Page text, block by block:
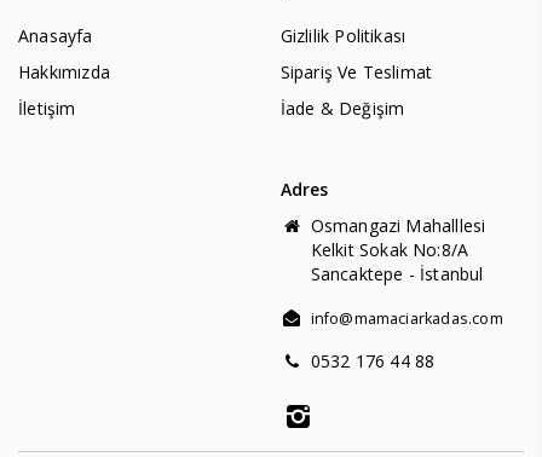
Anasayfa
Hakkımızda
İletişim
Gizlilik Politikası
Sipariş Ve Teslimat
İade & Değişim
Adres
Osmangazi Mahalllesi
Kelkit Sokak No:8/A
Sancaktepe - İstanbul
info@mamaciarkadas.com
0532 176 44 88